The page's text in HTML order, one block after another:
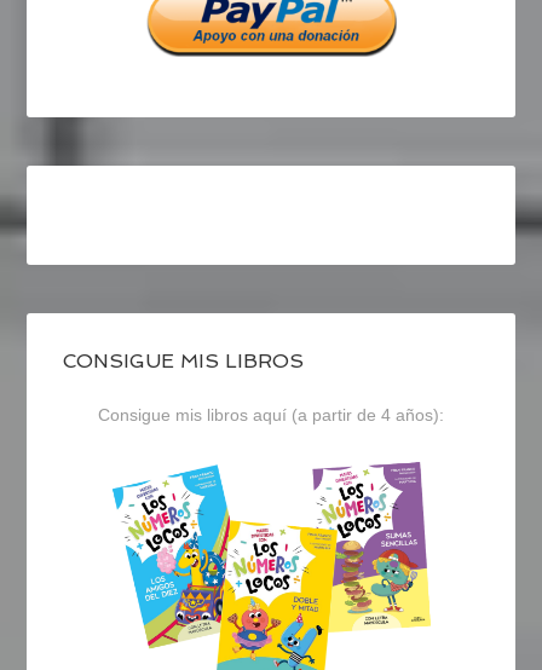
CONSIGUE MIS LIBROS
Consigue mis libros aquí (a partir de 4 años):